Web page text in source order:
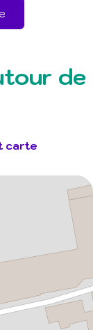
de
carte